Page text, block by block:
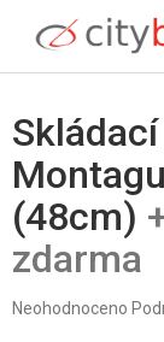
obsah
(48cm)
zdarma
Průměrné
Neohodnoceno